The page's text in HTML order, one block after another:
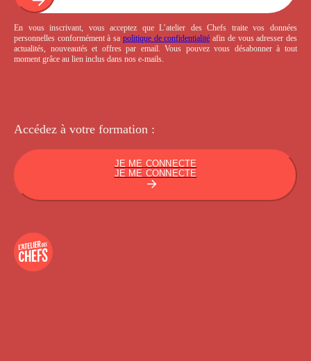
En vous inscrivant, vous acceptez que L’atelier des Chefs traite vos données
personnelles conformément à sa politique de confidentialité afin de vous adresser des
actualités, nouveautés et offres par email. Vous pouvez vous désabonner à tout
moment grâce au lien inclus dans nos e-mails.
Accédez à votre formation :
JE ME CONNECTE
JE ME CONNECTE